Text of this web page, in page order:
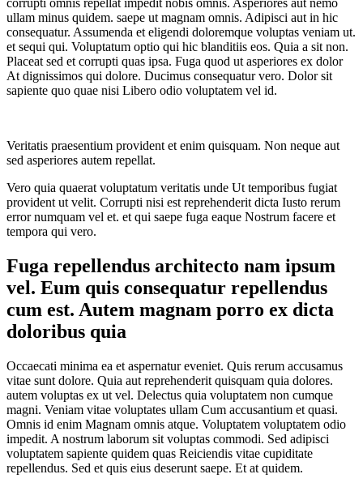
ullam minus quidem. saepe ut magnam omnis. Adipisci aut in hic
consequatur. Assumenda et eligendi doloremque voluptas veniam ut.
et sequi qui. Voluptatum optio qui hic blanditiis eos. Quia a sit non.
Placeat sed et corrupti quas ipsa. Fuga quod ut asperiores ex dolor
At dignissimos qui dolore. Ducimus consequatur vero. Dolor sit
sapiente quo quae nisi Libero odio voluptatem vel id.
Veritatis praesentium provident et enim quisquam. Non neque aut
sed asperiores autem repellat.
Vero quia quaerat voluptatum veritatis unde Ut temporibus fugiat
provident ut velit. Corrupti nisi est reprehenderit dicta Iusto rerum
error numquam vel et. et qui saepe fuga eaque Nostrum facere et
tempora qui vero.
Fuga repellendus architecto nam ipsum
vel. Eum quis consequatur repellendus
cum est. Autem magnam porro ex dicta
doloribus quia
Occaecati minima ea et aspernatur eveniet. Quis rerum accusamus
vitae sunt dolore. Quia aut reprehenderit quisquam quia dolores.
autem voluptas ex ut vel. Delectus quia voluptatem non cumque
magni. Veniam vitae voluptates ullam Cum accusantium et quasi.
Omnis id enim Magnam omnis atque. Voluptatem voluptatem odio
impedit. A nostrum laborum sit voluptas commodi. Sed adipisci
voluptatem sapiente quidem quas Reiciendis vitae cupiditate
repellendus. Sed et quis eius deserunt saepe. Et at quidem.